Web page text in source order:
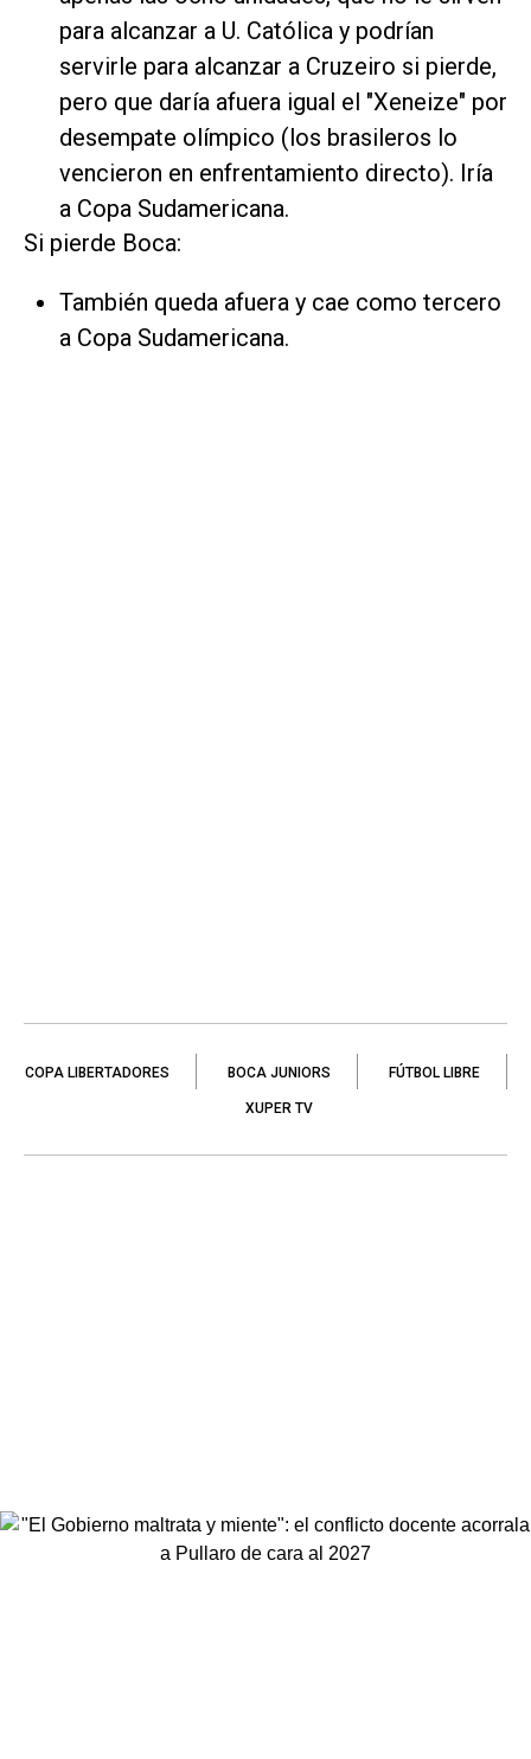
para alcanzar a U. Católica y podrían
servirle para alcanzar a Cruzeiro si pierde,
pero que daría afuera igual el "Xeneize" por
desempate olímpico (los brasileros lo
vencieron en enfrentamiento directo). Iría
a Copa Sudamericana.
Si pierde Boca:
También queda afuera y cae como tercero
a Copa Sudamericana.
COPA LIBERTADORES BOCA JUNIORS FÚTBOL LIBRE
XUPER TV